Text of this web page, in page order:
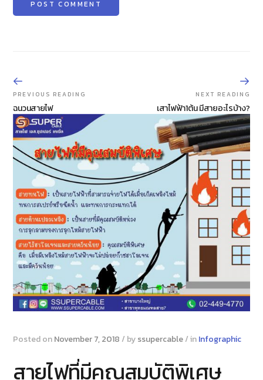
PREVIOUS READING
ฉนวนสายไฟ
NEXT READING
เสาไฟฟ้า1ต้น มีสายอะไรบ้าง?
Posted onNovember 7, 2018 / byssupercable/ inInfographic
สายไฟที่มีคุณสมบัติพิเศษ